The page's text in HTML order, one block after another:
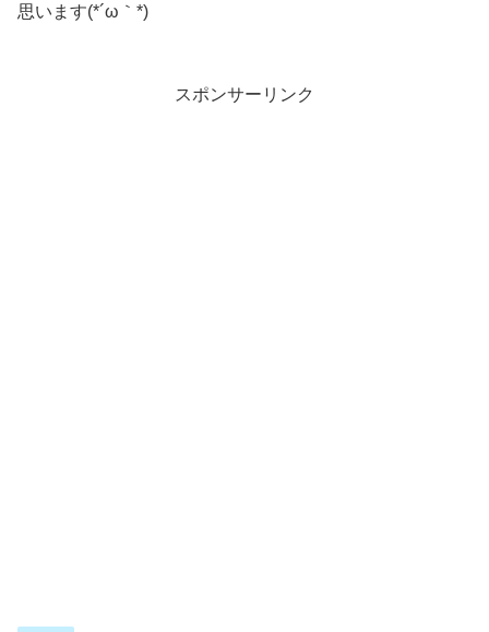
思います(*´ω｀*)
スポンサーリンク